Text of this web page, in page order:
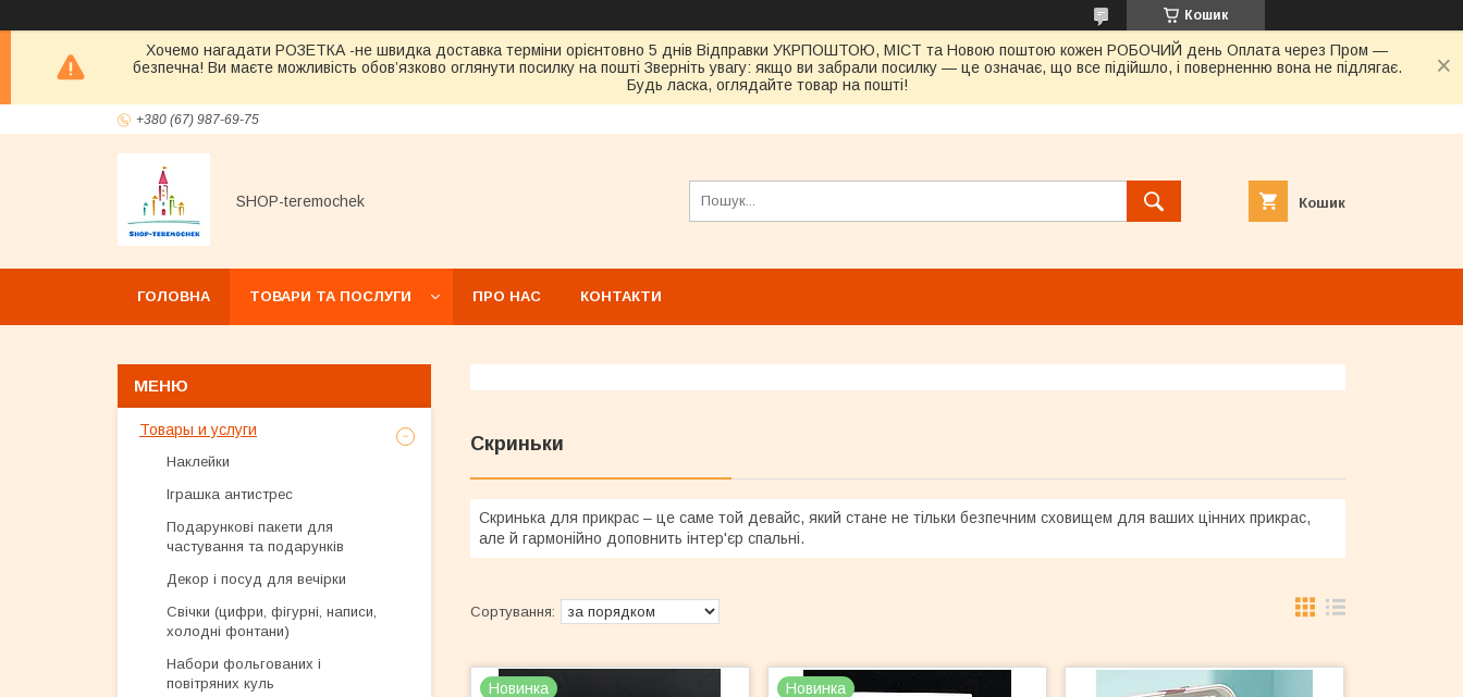
Кошик
Хочемо нагадати РОЗЕТКА -не швидка доставка терміни орієнтовно 5 днів Відправки УКРПОШТОЮ, МІСТ та Новою поштою кожен РОБОЧИЙ день Оплата через Пром —
безпечна! Ви маєте можливість обов’язково оглянути посилку на пошті Зверніть увагу: якщо ви забрали посилку — це означає, що все підійшло, і поверненню вона не підлягає.
Будь ласка, оглядайте товар на пошті!
+380 (67) 987-69-75
SHOP-teremochek Кошик
ГОЛОВНА ТОВАРИ ТА ПОСЛУГИ ПРО НАС КОНТАКТИ
Скриньки
Скринька для прикрас – це саме той девайс, який стане не тільки безпечним сховищем для ваших цінних прикрас,
але й гармонійно доповнить інтер'єр спальні.
Новинка Новинка
Товары и услуги
Наклейки
Іграшка антистрес
Подарункові пакети для
частування та подарунків
Декор і посуд для вечірки
Свічки (цифри, фігурні, написи,
холодні фонтани)
Набори фольгованих і
повітряних куль